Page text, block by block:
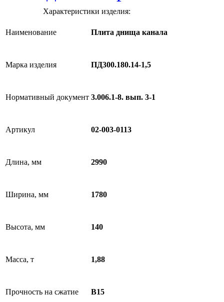
Характеристики изделия:
Наименование Плита днища канала
Марка изделия ПД300.180.14-1,5
Нормативный документ 3.006.1-8. вып. 3-1
Артикул 02-003-0113
Длина, мм 2990
Ширина, мм 1780
Высота, мм 140
Масса, т 1,88
Прочность на сжатие B15